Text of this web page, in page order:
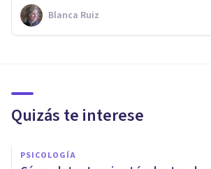
Blanca Ruiz
Quizás te interese
PSICOLOGÍA